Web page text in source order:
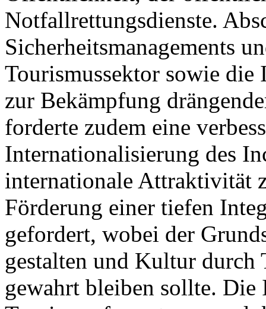
Notfallrettungsdienste.
Sicherheitsmanagements
Tourismussektor sowie
zur Bekämpfung
forderte zudem eine
Internationalisierung des
internationale Attraktivität
Förderung einer tiefen
gefordert, wobei der
gestalten und Kultur durch
gewahrt bleiben sollte.